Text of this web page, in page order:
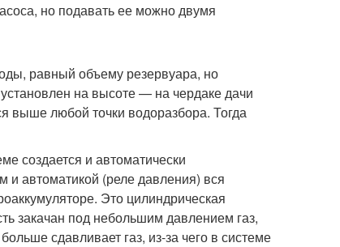
но подавать ее можно двумя
равный объему резервуара, но
на высоте — на чердаке дачи
выше любой точки водоразбора. Тогда
создается и автоматически
и автоматикой (реле давления) вся
Это цилиндрическая
закачан под небольшим давлением газ,
сдавливает газ, из-за чего в системе